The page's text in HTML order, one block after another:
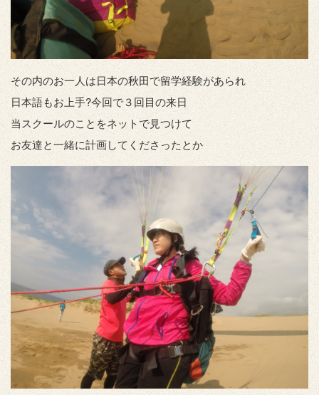
その内のお一人は日本の秋田で留学経験があられ
日本語もお上手?今回で３回目の来日
当スクールのことをネットで見つけて
お友達と一緒に計画してくださったとか